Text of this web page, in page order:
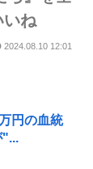
ね
2024.08.10 12:01
円の血統
"...